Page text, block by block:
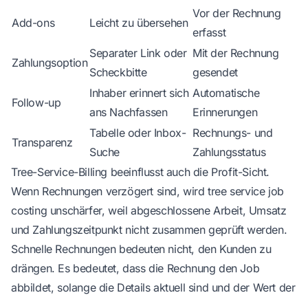
Add-ons Leicht zu übersehen
Vor der Rechnung
erfasst
Zahlungsoption
Separater Link oder
Scheckbitte
Mit der Rechnung
gesendet
Follow-up
Inhaber erinnert sich
ans Nachfassen
Automatische
Erinnerungen
Transparenz
Tabelle oder Inbox-
Suche
Rechnungs- und
Zahlungsstatus
Tree-Service-Billing beeinflusst auch die Profit-Sicht.
Wenn Rechnungen verzögert sind, wirdtree service job
costing unschärfer, weil abgeschlossene Arbeit, Umsatz
und Zahlungszeitpunkt nicht zusammen geprüft werden.
Schnelle Rechnungen bedeuten nicht, den Kunden zu
drängen. Es bedeutet, dass die Rechnung den Job
abbildet, solange die Details aktuell sind und der Wert der